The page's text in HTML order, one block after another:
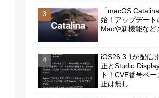
もおすすめ！
「macOS
始！アップデート
Macや新機能など
iOS26.3.1が配信
正とStudio
ト！CVE番号ベ
正は無し